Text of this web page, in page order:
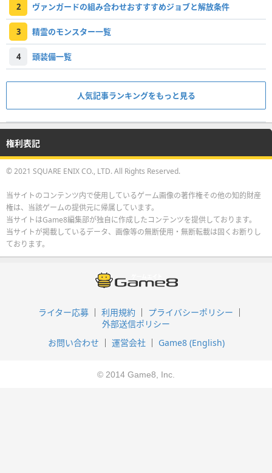
2 ヴァンガードの組み合わせおすすすめジョブと解放条件
3 精霊のモンスター一覧
4 頭装備一覧
人気記事ランキングをもっと見る
権利表記
© 2021 SQUARE ENIX CO., LTD. All Rights Reserved.
当サイトのコンテンツ内で使用しているゲーム画像の著作権その他の知的財産
権は、当該ゲームの提供元に帰属しています。
当サイトはGame8編集部が独自に作成したコンテンツを提供しております。
当サイトが掲載しているデータ、画像等の無断使用・無断転載は固くお断りし
ております。
ライター応募 利用規約
プライバシーポリシー
外部送信ポリシー
お問い合わせ
運営会社 Game8 (English)
© 2014 Game8, Inc.